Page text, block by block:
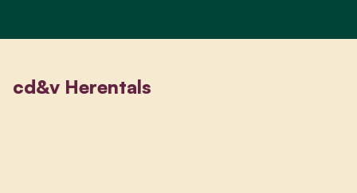
cd&v Herentals